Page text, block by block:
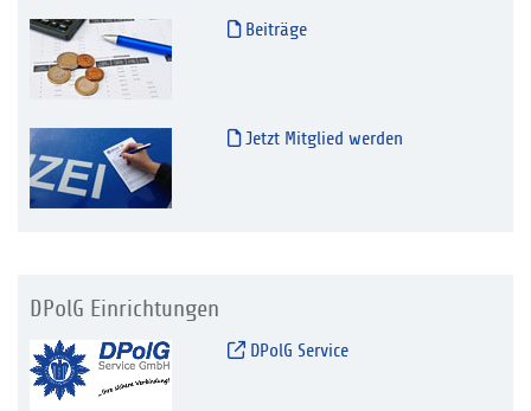
Beiträge
Jetzt Mitglied werden
DPolG Einrichtungen
DPolG Service